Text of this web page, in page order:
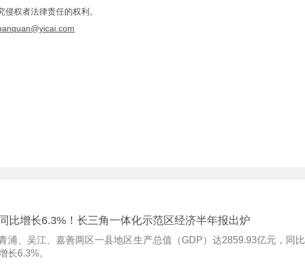
权者法律责任的权利。
同比增长6.3%！长三角一体化示范区经济半年报出炉
浦、吴江、嘉善两区一县地区生产总值（GDP）达2859.93亿元，同比
长6.3%。